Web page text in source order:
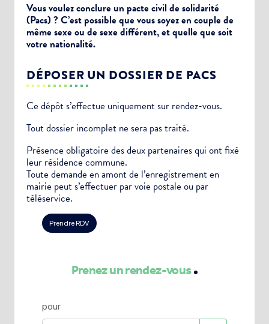
Vous voulez conclure un pacte civil de solidarité
(Pacs) ? C’est possible que vous soyez en couple de
même sexe ou de sexe différent, et quelle que soit
votre nationalité.
DÉPOSER UN DOSSIER DE PACS
Ce dépôt s’effectue uniquement sur rendez-vous.
Tout dossier incomplet ne sera pas traité.
Présence obligatoire des deux partenaires qui ont fixé
leur résidence commune.
Toute demande en amont de l’enregistrement en
mairie peut s’effectuer par voie postale ou par
téléservice.